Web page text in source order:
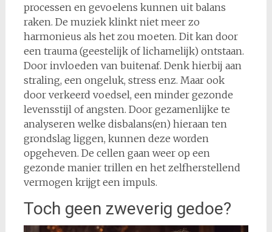
processen en gevoelens kunnen uit balans
raken. De muziek klinkt niet meer zo
harmonieus als het zou moeten. Dit kan door
een trauma (geestelijk of lichamelijk) ontstaan.
Door invloeden van buitenaf. Denk hierbij aan
straling, een ongeluk, stress enz. Maar ook
door verkeerd voedsel, een minder gezonde
levensstijl of angsten. Door gezamenlijke te
analyseren welke disbalans(en) hieraan ten
grondslag liggen, kunnen deze worden
opgeheven. De cellen gaan weer op een
gezonde manier trillen en het zelfherstellend
vermogen krijgt een impuls.
Toch geen zweverig gedoe?